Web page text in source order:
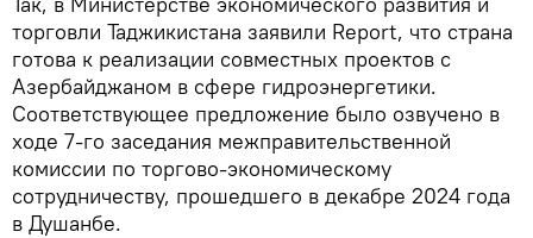
торговли Таджикистана заявили Report, что страна
готова к реализации совместных проектов с
Азербайджаном в сфере гидроэнергетики.
Соответствующее предложение было озвучено в
ходе 7-го заседания межправительственной
комиссии по торгово-экономическому
сотрудничеству, прошедшего в декабре 2024 года
в Душанбе.